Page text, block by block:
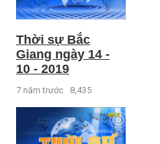
Thời sự Bắc
Giang ngày 14 -
10 - 2019
7 năm trước 8,435